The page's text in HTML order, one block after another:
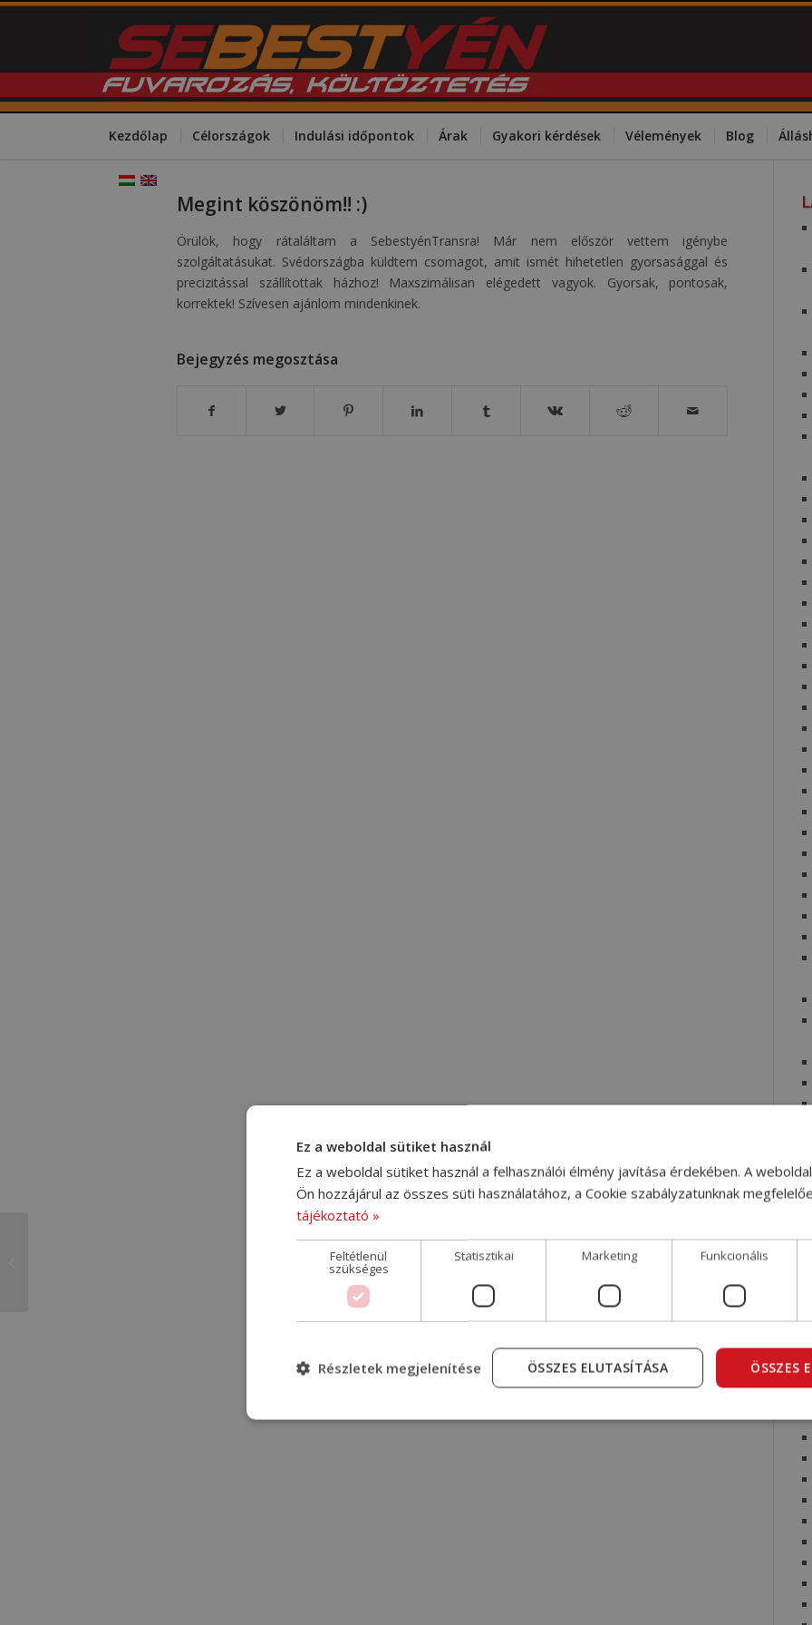
Kezdőlap Célországok Indulási időpontok Árak Gyakori kérdések Vélemények Blog
Megint köszönöm!! :)
Örülök, hogy rátaláltam a SebestyénTransra! Már nem először vettem igénybe
szolgáltatásukat. Svédországba küldtem csomagot, amit ismét hihetetlen gyorsasággal és
precizitással szállítottak házhoz! Maxszimálisan elégedett vagyok. Gyorsak, pontosak,
korrektek! Szívesen ajánlom mindenkinek.
Bejegyzés megosztása
Ez a weboldal sütiket használ
Ez a weboldal sütiket használ a felhasználói élmény javítása érdekében. A
Ön hozzájárul az összes süti használatához, a Cookie szabályzatunknak
tájékoztató »
Feltétlenül
szükséges
Statisztikai Marketing Funkcionális
ÖSSZES
ÖSSZES ELUTASÍTÁSA
Részletek megjelenítése